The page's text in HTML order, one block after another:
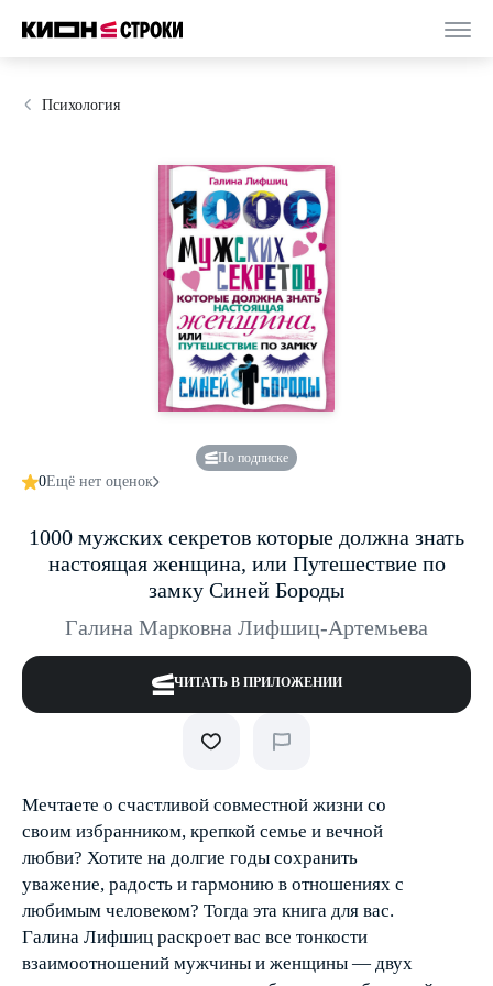
Психология
По подписке
0Ещё нет оценок
1000 мужских секретов которые должна знать
настоящая женщина, или Путешествие по
замку Синей Бороды
Галина Марковна Лифшиц-Артемьева
ЧИТАТЬ В ПРИЛОЖЕНИИ
Мечтаете о счастливой совместной жизни со
своим избранником, крепкой семье и вечной
любви? Хотите на долгие годы сохранить
уважение, радость и гармонию в отношениях с
любимым человеком? Тогда эта книга для вас.
Галина Лифшиц раскроет вас все тонкости
взаимоотношений мужчины и женщины — двух